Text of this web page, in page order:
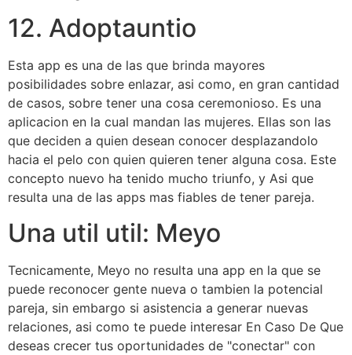
12. Adoptauntio
Esta app es una de las que brinda mayores
posibilidades sobre enlazar, asi­ como, en gran cantidad
de casos, sobre tener una cosa ceremonioso. Es una
aplicacion en la cual mandan las mujeres. Ellas son las
que deciden a quien desean conocer desplazandolo
hacia el pelo con quien quieren tener alguna cosa. Este
concepto nuevo ha tenido mucho triunfo, y Asi que
resulta una de las apps mas fiables de tener pareja.
Una util util: Meyo
Tecnicamente, Meyo no resulta una app en la que se
puede reconocer gente nueva o tambien la potencial
pareja, sin embargo si asistencia a generar nuevas
relaciones, asi­ como te puede interesar En Caso De Que
deseas crecer tus oportunidades de "conectar" con